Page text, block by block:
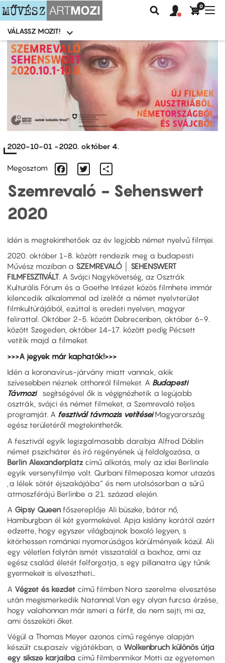
Ugrás
tartalomra
Moziválasztó
menü
VÁLASSZ MOZIT!
Keresés
Felhasználói
fiók
0
2020-10-01 -2020. október 4.
Megosztom Facebook
Twitter
Szemrevaló - Sehenswert
2020
Idén is megtekinthetőek az év legjobb német nyelvű filmjei.
2020. október 1-8. között rendezik meg a budapesti
Művész moziban a SZEMREVALÓ │ SEHENSWERT
FILMFESZTIVÁLT. A Svájci Nagykövetség, az Osztrák
Kulturális Fórum és a Goethe Intézet közös filmhete immár
kilencedik alkalommal ad ízelítőt a német nyelvterület
filmkultúrájából, ezúttal is eredeti nyelven, magyar
felirattal. Október 2-5. között Debrecenben, október 6-9.
között Szegeden, október 14-17. között pedig Pécsett
vetítik majd a filmeket.
>>>A jegyek már kaphatók!>>>
Idén a koronavírus-járvány miatt vannak, akik
szívesebben néznek otthonról filmeket. A Budapesti
Távmozi segítségével ők is végignézhetik a legújabb
osztrák, svájci és német filmeket, a Szemrevaló teljes
programját. A fesztivál távmozis vetítéseiMagyarország
egész területéről megtekinthetők.
A fesztivál egyik legizgalmasabb darabja Alfred Döblin
német pszichiáter és író regényének új feldolgozása, a
Berlin Alexanderplatz című alkotás, mely az idei Berlinale
egyik versenyfilmje volt. Qurbani filmeposza komor utazás
„a lélek sötét éjszakájába“ és nem utolsósorban a sűrű
atmoszférájú Berlinbe a 21. század elején.
A Gipsy Queen főszereplője Ali büszke, bátor nő,
Hamburgban él két gyermekével. Apja kislány korától azért
edzette, hogy egyszer világbajnok boxoló legyen, s
kitörhessen romániai nyomorúságos körülményeik közül. Ali
egy véletlen folytán ismét visszatalál a boxhoz, ami az
egész család életét felforgatja, s egy pillanatra úgy tűnik
gyermekeit is elvesztheti…
A Végzet és kezdet című filmben Nora szerelme elvesztése
után megismerkedik Natannal.Van egy olyan furcsa érzése,
hogy valahonnan már ismeri a férfit, de nem sejti, mi az,
ami összeköti őket.
Végül a Thomas Meyer azonos című regénye alapján
készült csupaszív vígjátékban, a Wolkenbruch különös útja
egy siksze karjaiba című filmbenmikor Motti az egyetemen